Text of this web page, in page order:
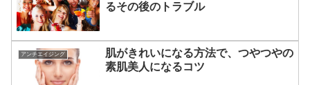
るその後のトラブル
アンチエイジング
肌がきれいになる方法で、つやつやの
素肌美人になるコツ